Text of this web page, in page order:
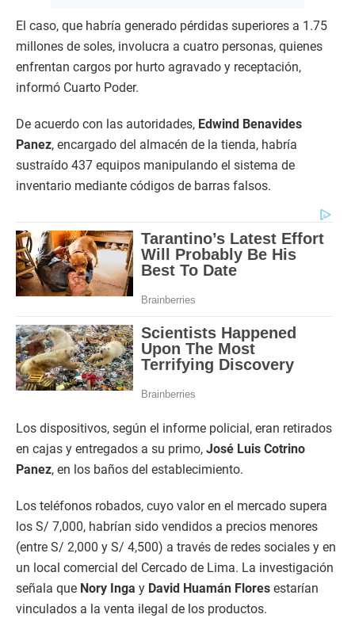
El caso, que habría generado pérdidas superiores a 1.75
millones de soles, involucra a cuatro personas, quienes
enfrentan cargos por hurto agravado y receptación,
informó Cuarto Poder.
De acuerdo con las autoridades, Edwind Benavides
Panez, encargado del almacén de la tienda, habría
sustraído 437 equipos manipulando el sistema de
inventario mediante códigos de barras falsos.
Los dispositivos, según el informe policial, eran retirados
en cajas y entregados a su primo, José Luis Cotrino
Panez, en los baños del establecimiento.
Los teléfonos robados, cuyo valor en el mercado supera
los S/ 7,000, habrían sido vendidos a precios menores
(entre S/ 2,000 y S/ 4,500) a través de redes sociales y en
un local comercial del Cercado de Lima. La investigación
señala que Nory Inga y David Huamán Flores estarían
vinculados a la venta ilegal de los productos.